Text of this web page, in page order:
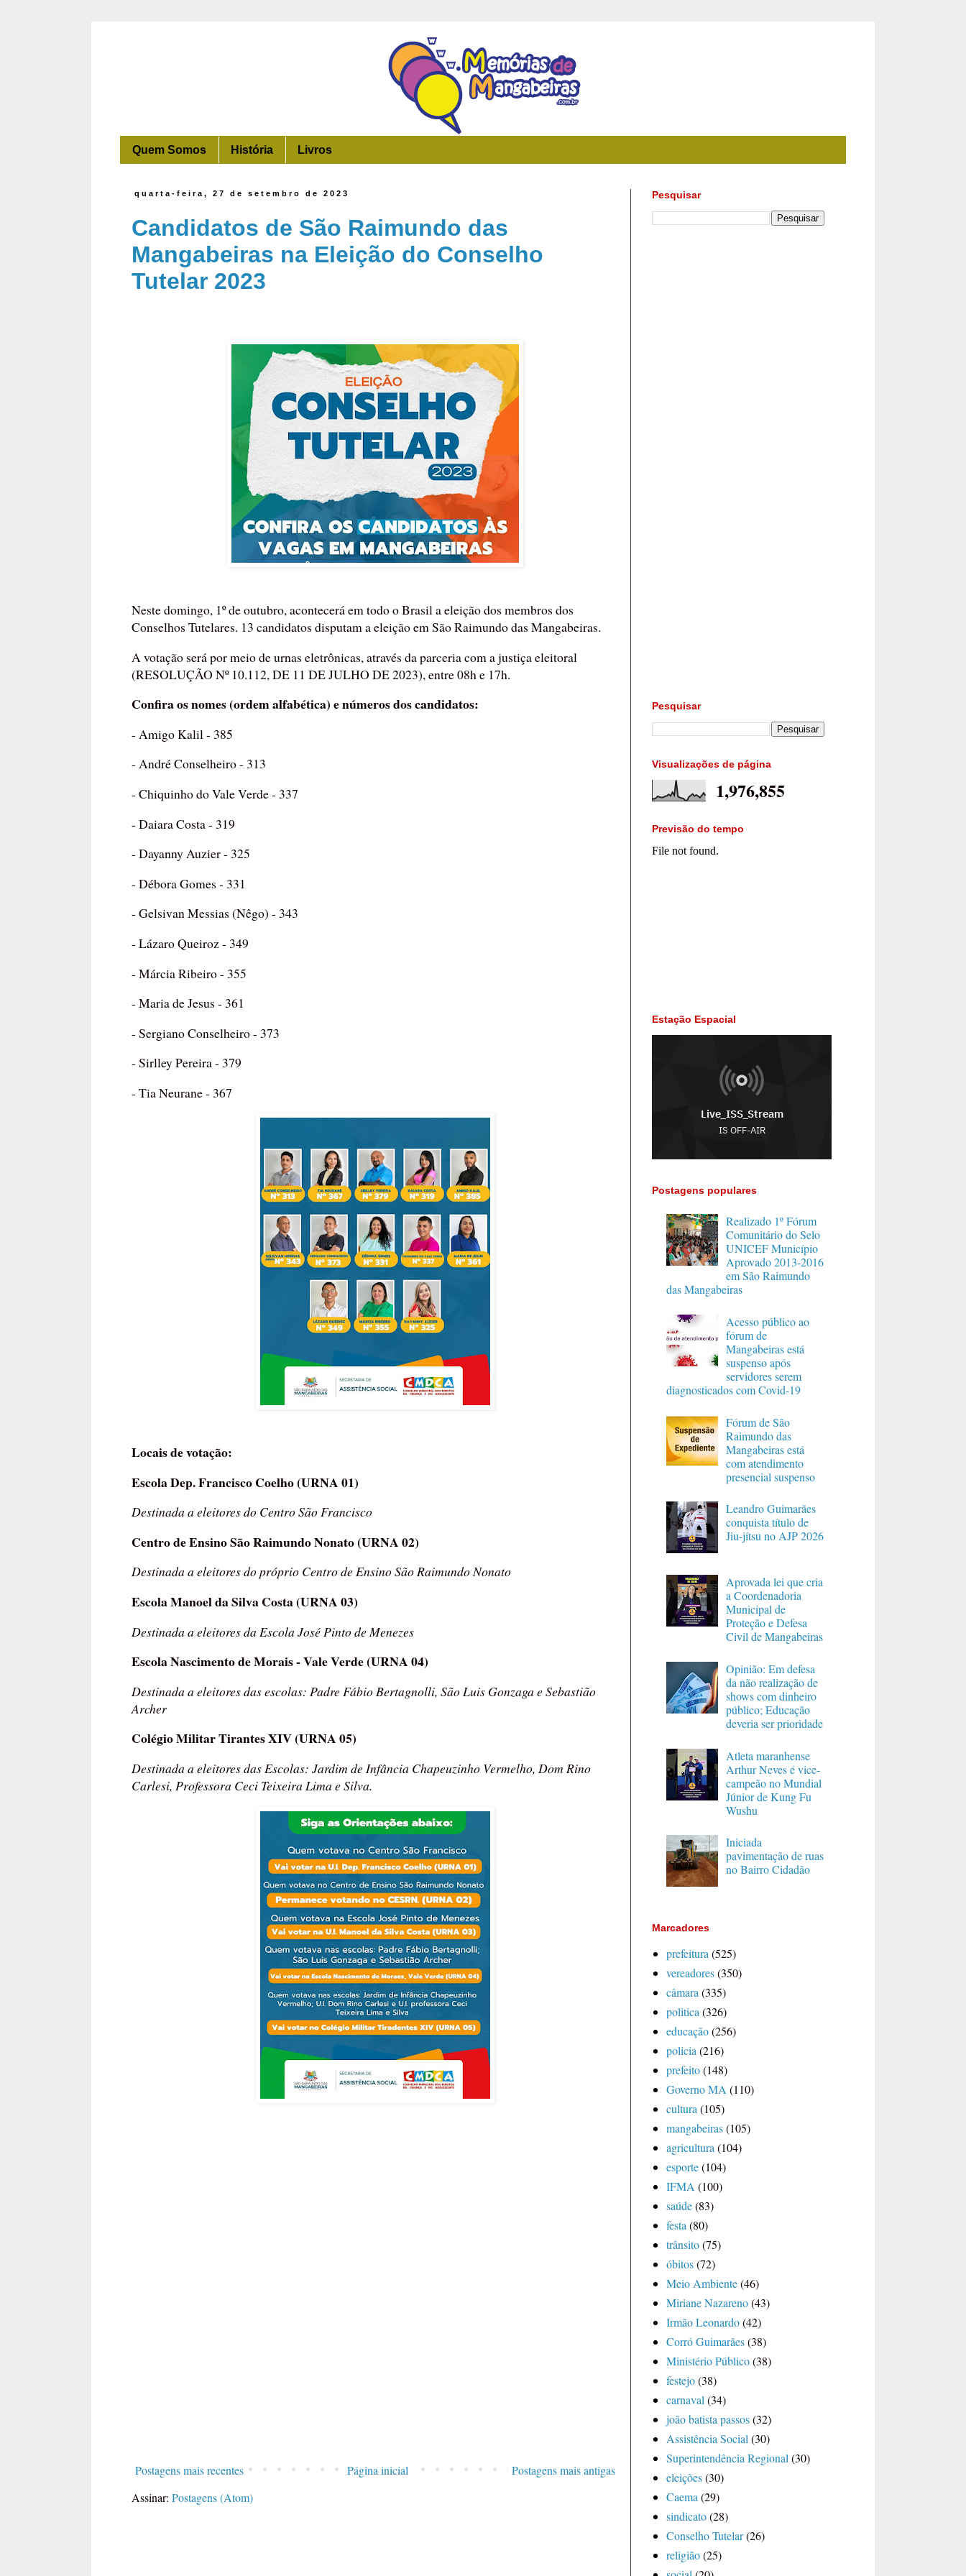
Quem Somos História Livros
quarta-feira, 27 de setembro de 2023
Candidatos de São Raimundo das
Mangabeiras na Eleição do Conselho
Tutelar 2023
Neste domingo, 1º de outubro, acontecerá em todo o Brasil a eleição dos membros dos
Conselhos Tutelares. 13 candidatos disputam a eleição em São Raimundo das Mangabeiras.
A votação será por meio de urnas eletrônicas, através da parceria com a justiça eleitoral
(RESOLUÇÃO Nº 10.112, DE 11 DE JULHO DE 2023), entre 08h e 17h.
Confira os nomes (ordem alfabética) e números dos candidatos:
- Amigo Kalil - 385
- André Conselheiro - 313
- Chiquinho do Vale Verde - 337
- Daiara Costa - 319
- Dayanny Auzier - 325
- Débora Gomes - 331
- Gelsivan Messias (Nêgo) - 343
- Lázaro Queiroz - 349
- Márcia Ribeiro - 355
- Maria de Jesus - 361
- Sergiano Conselheiro - 373
- Sirlley Pereira - 379
- Tia Neurane - 367
Locais de votação:
Escola Dep. Francisco Coelho (URNA 01)
Destinada a eleitores do Centro São Francisco
Centro de Ensino São Raimundo Nonato (URNA 02)
Destinada a eleitores do próprio Centro de Ensino São Raimundo Nonato
Escola Manoel da Silva Costa (URNA 03)
Destinada a eleitores da Escola José Pinto de Menezes
Escola Nascimento de Morais - Vale Verde (URNA 04)
Destinada a eleitores das escolas: Padre Fábio Bertagnolli, São Luis Gonzaga e Sebastião
Archer
Colégio Militar Tirantes XIV (URNA 05)
Destinada a eleitores das Escolas: Jardim de Infância Chapeuzinho Vermelho, Dom Rino
Carlesi, Professora Ceci Teixeira Lima e Silva.
Postagens mais recentes Postagens mais antigas
Página inicial
Assinar: Postagens (Atom)
Pesquisar
Pesquisar
Visualizações de página
1,976,855
Previsão do tempo
Estação Espacial
Postagens populares
Realizado 1º Fórum
Comunitário do Selo
UNICEF Município
Aprovado 2013-2016
em São Raimundo
das Mangabeiras
Acesso público ao
fórum de
Mangabeiras está
suspenso após
servidores serem
diagnosticados com Covid-19
Fórum de São
Raimundo das
Mangabeiras está
com atendimento
presencial suspenso
Leandro Guimarães
conquista título de
Jiu-jítsu no AJP 2026
Aprovada lei que cria
a Coordenadoria
Municipal de
Proteção e Defesa
Civil de Mangabeiras
Opinião: Em defesa
da não realização de
shows com dinheiro
público; Educação
deveria ser prioridade
Atleta maranhense
Arthur Neves é vice-
campeão no Mundial
Júnior de Kung Fu
Wushu
Iniciada
pavimentação de ruas
no Bairro Cidadão
Marcadores
prefeitura(525)
vereadores(350)
câmara(335)
politica(326)
educação(256)
policia(216)
prefeito(148)
Governo MA (110)
cultura(105)
mangabeiras(105)
agricultura(104)
esporte(104)
IFMA (100)
saúde(83)
festa(80)
trânsito(75)
óbitos(72)
Meio Ambiente(46)
Miriane Nazareno(43)
Irmão Leonardo(42)
Corró Guimarães(38)
Ministério Público(38)
festejo(38)
carnaval(34)
joão batista passos(32)
Assistência Social(30)
Superintendência Regional(30)
eleições(30)
Caema(29)
sindicato(28)
Conselho Tutelar(26)
religião(25)